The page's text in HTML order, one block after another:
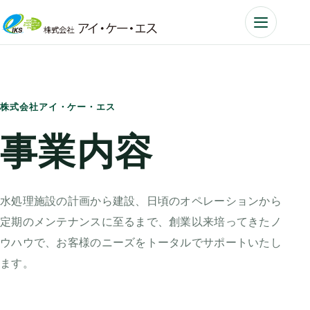
メニュー
株式会社アイ・ケー・エス
事業内容
水処理施設の計画から建設、日頃のオペレーションから
定期のメンテナンスに至るまで、創業以来培ってきたノ
ウハウで、お客様のニーズをトータルでサポートいたし
ます。